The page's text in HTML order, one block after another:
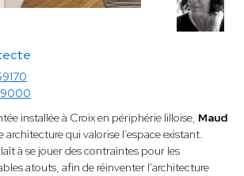
installée à Croix en périphérie lilloise, Maud
qui valorise l’espace existant.
à se jouer des contraintes pour les
atouts, afin de réinventer l’architecture